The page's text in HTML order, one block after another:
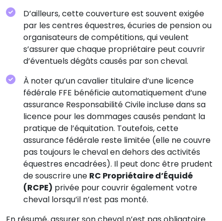
D’ailleurs, cette couverture est souvent exigée
par les centres équestres, écuries de pension ou
organisateurs de compétitions, qui veulent
s’assurer que chaque propriétaire peut couvrir
d’éventuels dégâts causés par son cheval.
À noter qu’un cavalier titulaire d’une licence
fédérale FFE bénéficie automatiquement d’une
assurance Responsabilité Civile incluse dans sa
licence pour les dommages causés pendant la
pratique de l’équitation. Toutefois, cette
assurance fédérale reste limitée (elle ne couvre
pas toujours le cheval en dehors des activités
équestres encadrées). Il peut donc être prudent
de souscrire une RC Propriétaire d’Équidé
(RCPE) privée pour couvrir également votre
cheval lorsqu’il n’est pas monté.